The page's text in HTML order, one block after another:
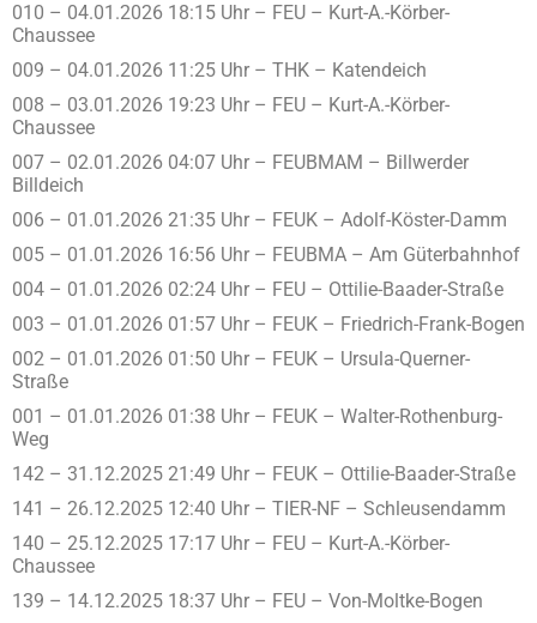
010 – 04.01.2026 18:15 Uhr – FEU – Kurt-A.-Körber-
Chaussee
009 – 04.01.2026 11:25 Uhr – THK – Katendeich
008 – 03.01.2026 19:23 Uhr – FEU – Kurt-A.-Körber-
Chaussee
007 – 02.01.2026 04:07 Uhr – FEUBMAM – Billwerder
Billdeich
006 – 01.01.2026 21:35 Uhr – FEUK – Adolf-Köster-Damm
005 – 01.01.2026 16:56 Uhr – FEUBMA – Am Güterbahnhof
004 – 01.01.2026 02:24 Uhr – FEU – Ottilie-Baader-Straße
003 – 01.01.2026 01:57 Uhr – FEUK – Friedrich-Frank-Bogen
002 – 01.01.2026 01:50 Uhr – FEUK – Ursula-Querner-
Straße
001 – 01.01.2026 01:38 Uhr – FEUK – Walter-Rothenburg-
Weg
142 – 31.12.2025 21:49 Uhr – FEUK – Ottilie-Baader-Straße
141 – 26.12.2025 12:40 Uhr – TIER-NF – Schleusendamm
140 – 25.12.2025 17:17 Uhr – FEU – Kurt-A.-Körber-
Chaussee
139 – 14.12.2025 18:37 Uhr – FEU – Von-Moltke-Bogen